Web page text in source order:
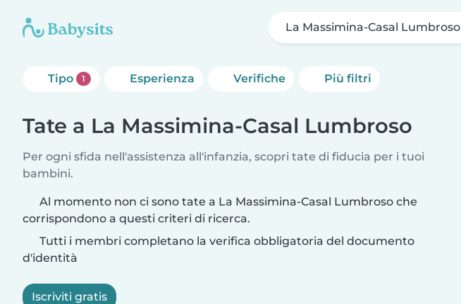
La Massimina-Casal Lumbroso
Tipo 1 Esperienza Verifiche Più filtri
Tate a La Massimina-Casal Lumbroso
Per ogni sfida nell'assistenza all'infanzia, scopri tate di fiducia per i tuoi
bambini.
Al momento non ci sono tate a La Massimina-Casal Lumbroso che
corrispondono a questi criteri di ricerca.
Tutti i membri completano la verifica obbligatoria del documento
d'identità
Iscriviti gratis